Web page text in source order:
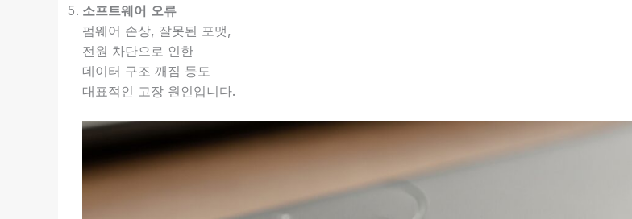
소프트웨어 오류
펌웨어 손상, 잘못된 포맷,
전원 차단으로 인한
데이터 구조 깨짐 등도
대표적인 고장 원인입니다.